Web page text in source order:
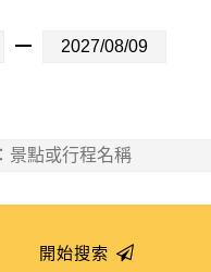
開始搜索